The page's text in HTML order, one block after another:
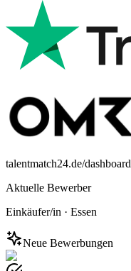
talentmatch24.de/dashboard
Aktuelle Bewerber
Einkäufer/in · Essen
Neue Bewerbungen